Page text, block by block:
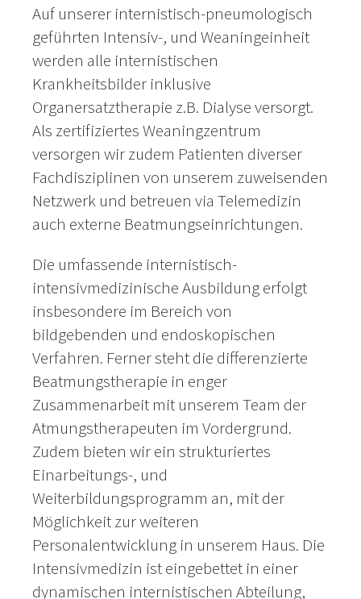
Auf unserer internistisch-pneumologisch
geführten Intensiv-, und Weaningeinheit
werden alle internistischen
Krankheitsbilder inklusive
Organersatztherapie z.B. Dialyse versorgt.
Als zertifiziertes Weaningzentrum
versorgen wir zudem Patienten diverser
Fachdisziplinen von unserem zuweisenden
Netzwerk und betreuen via Telemedizin
auch externe Beatmungseinrichtungen.
Die umfassende internistisch-
intensivmedizinische Ausbildung erfolgt
insbesondere im Bereich von
bildgebenden und endoskopischen
Verfahren. Ferner steht die differenzierte
Beatmungstherapie in enger
Zusammenarbeit mit unserem Team der
Atmungstherapeuten im Vordergrund.
Zudem bieten wir ein strukturiertes
Einarbeitungs-, und
Weiterbildungsprogramm an, mit der
Möglichkeit zur weiteren
Personalentwicklung in unserem Haus. Die
Intensivmedizin ist eingebettet in einer
dynamischen internistischen Abteilung,